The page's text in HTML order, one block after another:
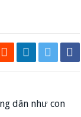
dân như con